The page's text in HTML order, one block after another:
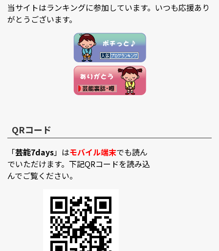
当サイトはランキングに参加しています。いつも応援あり
がとうございます。
QRコード
「芸能7days」はモバイル端末でも読ん
でいただけます。下記QRコードを読み込
んでご覧ください。